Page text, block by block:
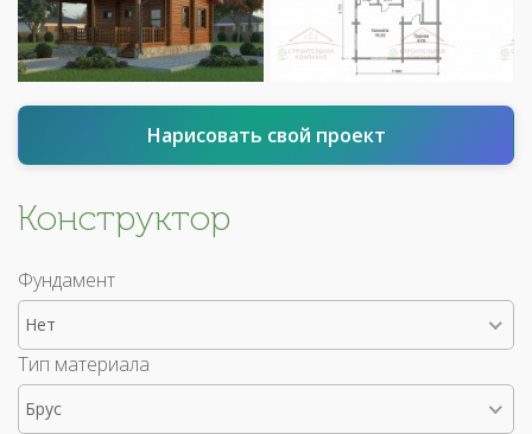
Нарисовать свой проект
Конструктор
Фундамент
Нет
Тип материала
Брус